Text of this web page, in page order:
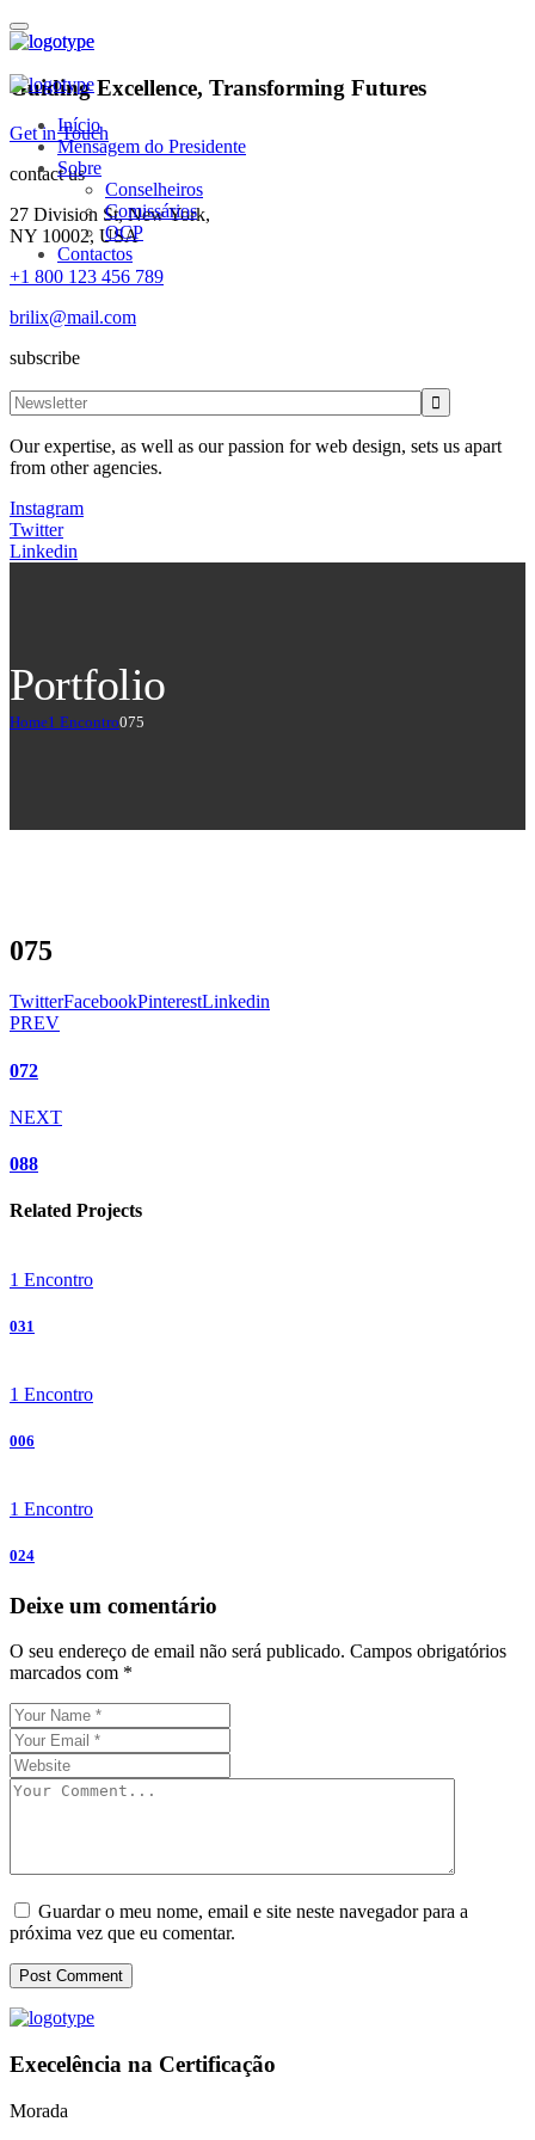
Início
Mensagem do Presidente
Sobre
Conselheiros
Comissários
OCP
Contactos
Guiding Excellence, Transforming Futures
Get in Touch
contact us
27 Division St, New York,
NY 10002, USA
+1 800 123 456 789
brilix@mail.com
subscribe
Our expertise, as well as our passion for web design, sets us apart
from other agencies.
Instagram
Twitter
Linkedin
Portfolio
Home1 Encontro075
075
TwitterFacebookPinterestLinkedin
PREV
072
NEXT
088
Related Projects
1 Encontro
031
1 Encontro
006
1 Encontro
024
Deixe um comentário
O seu endereço de email não será publicado. Campos obrigatórios
marcados com *
Guardar o meu nome, email e site neste navegador para a
próxima vez que eu comentar.
Post Comment
Execelência na Certificação
Morada